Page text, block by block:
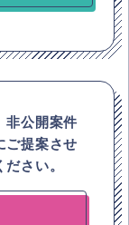
非公開案件
ご提案させ
さい。